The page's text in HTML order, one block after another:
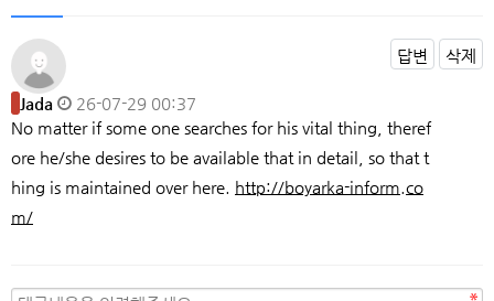
Jada
26-07-29 00:37
No matter if some one searches for his vital thing, theref
ore he/she desires to be available that in detail, so that t
hing is maintained over here. http://boyarka-inform.co
m/
답변 삭제